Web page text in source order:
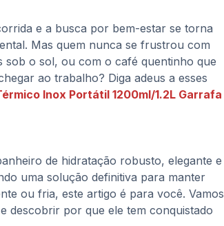
e a busca por bem-estar se torna
Mas quem nunca se frustrou com
sob o sol, ou com o café quentinho que
ao trabalho? Diga adeus a esses
Inox Portátil 1200ml/1.2L Garrafa
de hidratação robusto, elegante e
uma solução definitiva para manter
ou fria, este artigo é para você. Vamos
descobrir por que ele tem conquistado